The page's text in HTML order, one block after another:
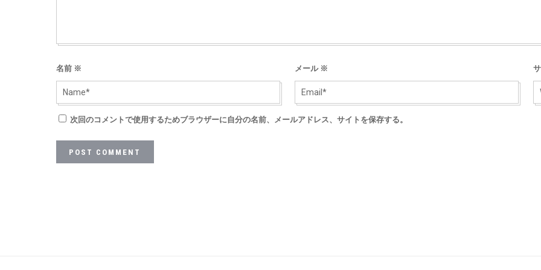
名前 ※ メール ※
次回のコメントで使用するためブラウザーに自分の名前、メールアドレス、サイトを保存する。